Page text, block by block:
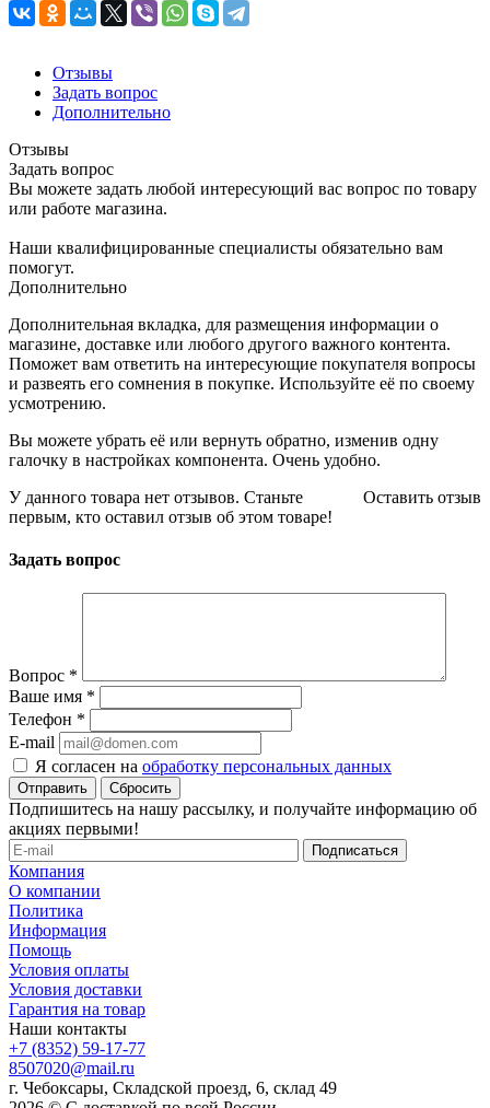
Отзывы
Задать вопрос
Дополнительно
Отзывы
Задать вопрос
Вы можете задать любой интересующий вас вопрос по товару
или работе магазина.
Наши квалифицированные специалисты обязательно вам
помогут.
Дополнительно
Дополнительная вкладка, для размещения информации о
магазине, доставке или любого другого важного контента.
Поможет вам ответить на интересующие покупателя вопросы
и развеять его сомнения в покупке. Используйте её по своему
усмотрению.
Вы можете убрать её или вернуть обратно, изменив одну
галочку в настройках компонента. Очень удобно.
Оставить отзыв
У данного товара нет отзывов. Станьте
первым, кто оставил отзыв об этом товаре!
Задать вопрос
Вопрос *
Ваше имя *
Телефон *
E-mail
Я согласен на обработку персональных данных
Сбросить
Подпишитесь на нашу рассылку, и получайте информацию об
акциях первыми!
Компания
О компании
Политика
Информация
Помощь
Условия оплаты
Условия доставки
Гарантия на товар
Наши контакты
+7 (8352) 59-17-77
8507020@mail.ru
г. Чебоксары, Складской проезд, 6, склад 49